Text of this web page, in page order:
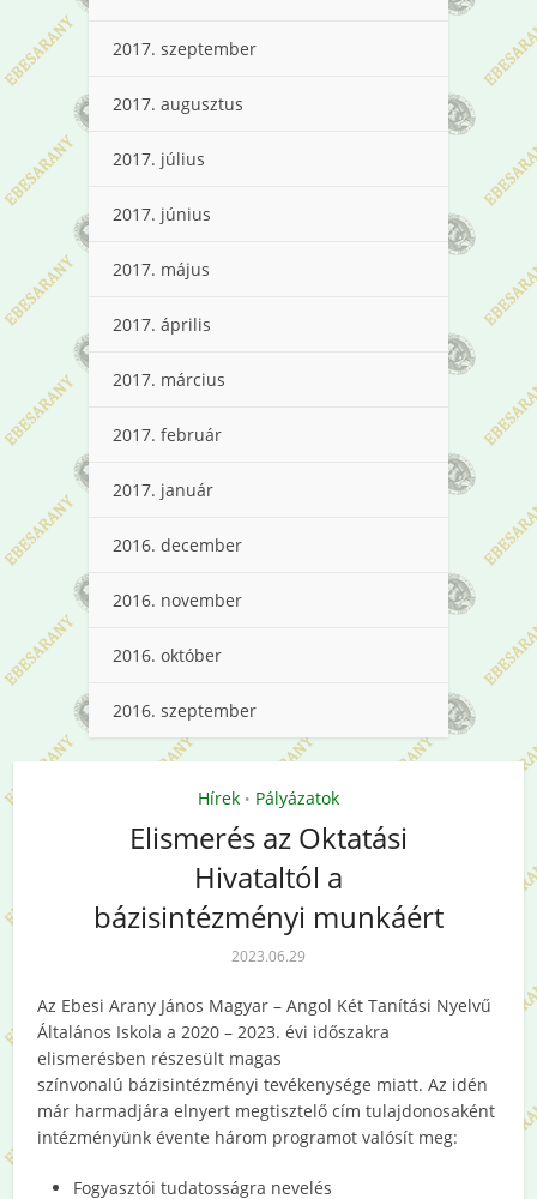
2017. szeptember
2017. augusztus
2017. július
2017. június
2017. május
2017. április
2017. március
2017. február
2017. január
2016. december
2016. november
2016. október
2016. szeptember
Hírek • Pályázatok
Elismerés az Oktatási
Hivataltól a
bázisintézményi munkáért
2023.06.29
Az Ebesi Arany János Magyar – Angol Két Tanítási Nyelvű
Általános Iskola a 2020 – 2023. évi időszakra
elismerésben részesült magas
színvonalú bázisintézményi tevékenysége miatt. Az idén
már harmadjára elnyert megtisztelő cím tulajdonosaként
intézményünk évente három programot valósít meg:
Fogyasztói tudatosságra nevelés